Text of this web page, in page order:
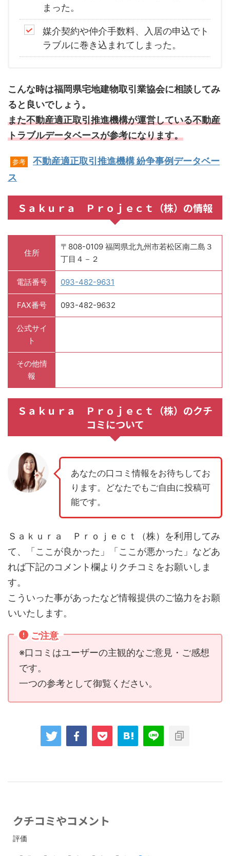
まった。
媒介契約や仲介手数料、入居の申込でト
ラブルに巻き込まれてしまった。
こんな時は福岡県宅地建物取引業協会に相談してみ
ると良いでしょう。
また不動産適正取引推進機構が運営している不動産
トラブルデータベースが参考になります。
参考
不動産適正取引推進機構 紛争事例データベー
ス
Ｓａｋｕｒａ Ｐｒｏｊｅｃｔ（株）の情報
住所
〒808-0109 福岡県北九州市若松区南二島３
丁目４－２
電話番号 093-482-9631
FAX番号 093-482-9632
公式サイ
ト
その他情
報
Ｓａｋｕｒａ Ｐｒｏｊｅｃｔ（株）のクチ
コミについて
あなたの口コミ情報をお待ちしてお
ります。どなたでもご自由に投稿可
能です。
Ｓａｋｕｒａ Ｐｒｏｊｅｃｔ（株）を利用してみ
て、「ここが良かった」「ここが悪かった」などあ
れば下記のコメント欄よりクチコミをお願いしま
す。
こういった事があったなど情報提供のご協力をお願
いいたします。
ご注意
※口コミはユーザーの主観的なご意見・ご感想
です。
一つの参考として御覧ください。
クチコミやコメント
評価